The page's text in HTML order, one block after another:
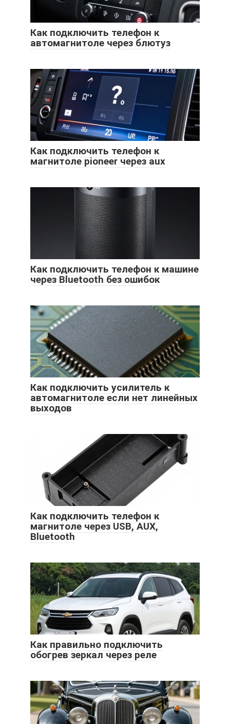
Как подключить телефон к
автомагнитоле через блютуз
Как подключить телефон к
магнитоле pioneer через aux
Как подключить телефон к машине
через Bluetooth без ошибок
Как подключить усилитель к
автомагнитоле если нет линейных
выходов
Как подключить телефон к
магнитоле через USB, AUX,
Bluetooth
Как правильно подключить
обогрев зеркал через реле